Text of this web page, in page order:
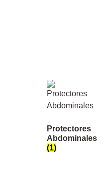
Protectores
Abdominales
(1)